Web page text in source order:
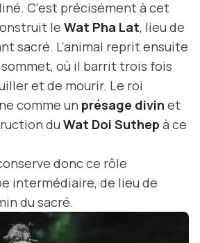
C'est précisément à cet
le Wat Pha Lat, lieu de
sacré. L'animal reprit ensuite
où il barrit trois fois
et de mourir. Le roi
comme un présage divin et
du Wat Doi Suthep à ce
donc ce rôle
intermédiaire, de lieu de
du sacré.